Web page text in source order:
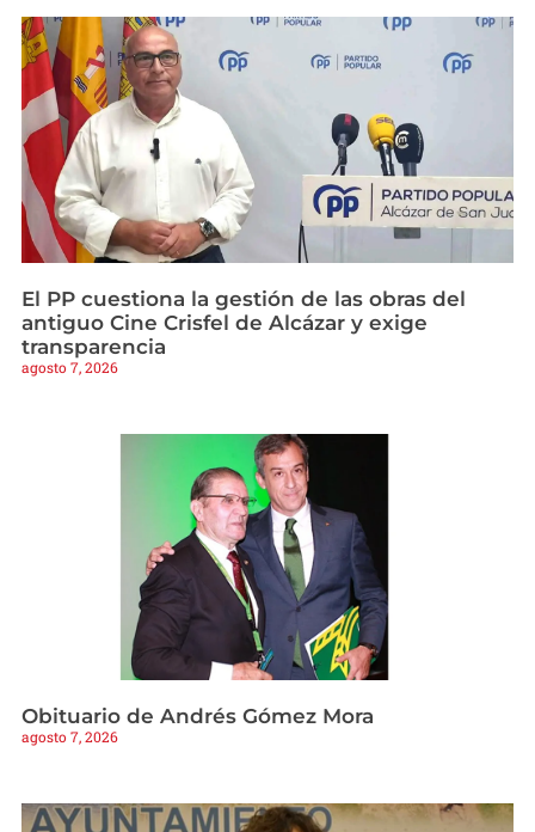
El PP cuestiona la gestión de las obras del
antiguo Cine Crisfel de Alcázar y exige
transparencia
agosto 7, 2026
Obituario de Andrés Gómez Mora
agosto 7, 2026